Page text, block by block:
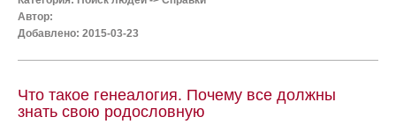
Автор:
Добавлено: 2015-03-23
Что такое генеалогия. Почему все должны
знать свою родословную